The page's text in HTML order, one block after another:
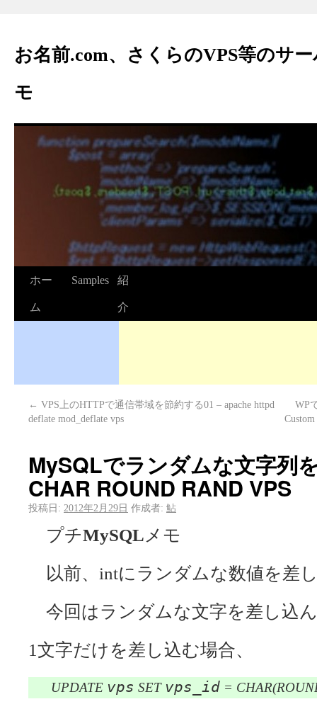
お名前.com、さくらのVPS等のサ
モ
ホー
ム
Samples 紹
介
← VPS上のHTTPで通信帯域を節約する01 – apache httpd
deflate mod_deflate vps
WP
MySQLでランダムな文字列
CHAR ROUND RAND VPS
投稿日: 2012年2月29日 作成者: 鮎
プチMySQL メモ
以前、intにランダムな数値を差
今回はランダムな文字を差し込
1文字だけを差し込む場合、
UPDATE vps SET vps_id=